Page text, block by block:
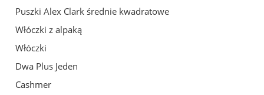
Puszki Alex Clark średnie kwadratowe
Włóczki z alpaką
Włóczki
Dwa Plus Jeden
Cashmer